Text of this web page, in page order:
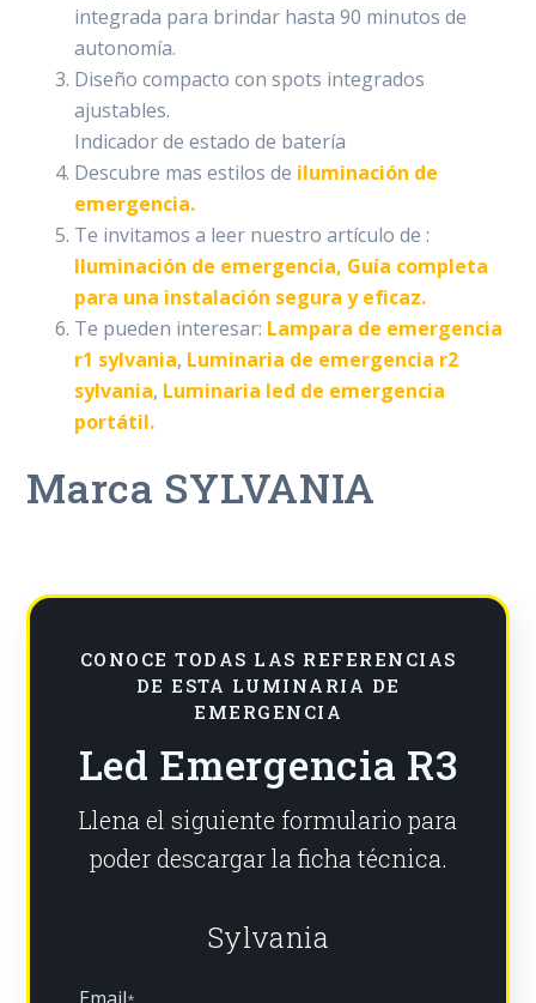
integrada para brindar hasta 90 minutos de
autonomía.
Diseño compacto con spots integrados
ajustables.
Indicador de estado de batería
Descubre mas estilos de iluminación de
emergencia.
Te invitamos a leer nuestro artículo de :
Iluminación de emergencia, Guía completa
para una instalación segura y eficaz.
Te pueden interesar: Lampara de emergencia
r1 sylvania, Luminaria de emergencia r2
sylvania, Luminaria led de emergencia
portátil.
Marca SYLVANIA
CONOCE TODAS LAS REFERENCIAS
DE ESTA LUMINARIA DE
EMERGENCIA
Led Emergencia R3
Llena el siguiente formulario para
poder descargar la ficha técnica.
Sylvania